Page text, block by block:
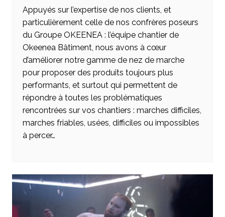
Appuyés sur l’expertise de nos clients, et
particulièrement celle de nos confrères poseurs
du Groupe OKEENEA : l’équipe chantier de
Okeenea Bâtiment, nous avons à cœur
d’améliorer notre gamme de nez de marche
pour proposer des produits toujours plus
performants, et surtout qui permettent de
répondre à toutes les problématiques
rencontrées sur vos chantiers : marches difficiles,
marches friables, usées, difficiles ou impossibles
à percer…